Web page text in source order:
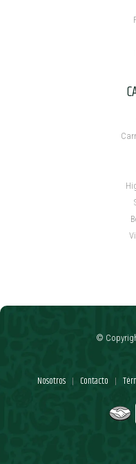
Nosotros | Contacto |
© Copyright